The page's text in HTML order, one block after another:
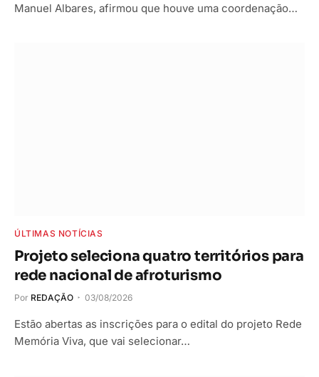
Manuel Albares, afirmou que houve uma coordenação…
ÚLTIMAS NOTÍCIAS
Projeto seleciona quatro territórios para
rede nacional de afroturismo
Por REDAÇÃO 03/08/2026
Estão abertas as inscrições para o edital do projeto Rede
Memória Viva, que vai selecionar…